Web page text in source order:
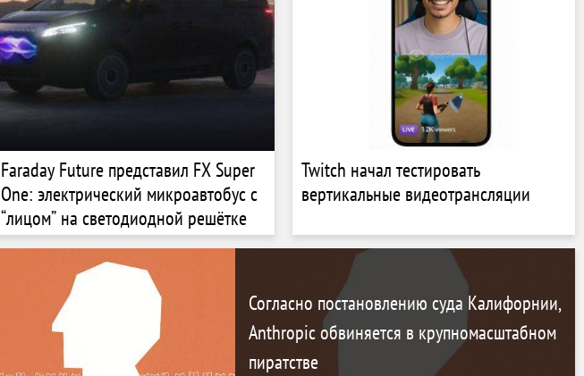
Faraday Future представил FX Super
One: электрический микроавтобус с
“лицом” на светодиодной решётке
Twitch начал тестировать
вертикальные видеотрансляции
Согласно постановлению суда Калифорнии,
Anthropic обвиняется в крупномасштабном
пиратстве